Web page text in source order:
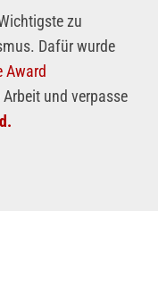
zu
Dafür wurde
Award
und verpasse